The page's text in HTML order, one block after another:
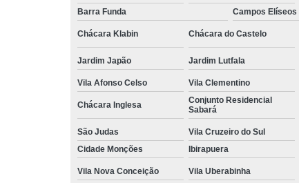
Barra Funda
Campos Elíseos
Chácara Klabin Chácara do Castelo
Jardim Japão Jardim Lutfala
Vila Afonso Celso Vila Clementino
Chácara Inglesa
Conjunto Residencial
Sabará
São Judas Vila Cruzeiro do Sul
Cidade Monções
Ibirapuera
Vila Nova Conceição Vila Uberabinha